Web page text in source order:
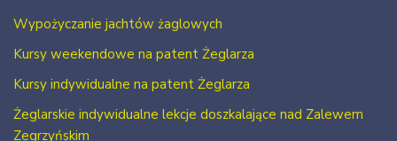
Wypożyczanie jachtów żaglowych
Kursy weekendowe na patent Żeglarza
Kursy indywidualne na patent Żeglarza
Żeglarskie indywidualne lekcje doszkalające nad Zalewem
Zegrzyńskim